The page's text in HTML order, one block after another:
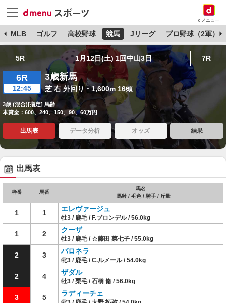
dメニュー
MLB ゴルフ 高校野球 競馬 Jリーグ プロ野球（2軍）
5R 1月12日(土) 1回中山3日 7R
6R
12:45
3歳新馬
芝 右 外回り・1,600m 16頭
3歳 (混合)[指定] 馬齢
本賞金：600、240、150、90、60万円
出馬表 データ分析 オッズ 結果
出馬表
枠番 馬番
馬名
馬齢 / 毛色 / 騎手 / 斤量
1 1 エレヴァージュ
牡3 / 鹿毛 / F.ブロンデル / 56.0kg
1 2 クーザ
牡3 / 鹿毛 / ☆藤田 菜七子 / 55.0kg
2 3 パロネラ
牝3 / 鹿毛 / C.ルメール / 54.0kg
2 4 ザダル
牡3 / 栗毛 / 石橋 脩 / 56.0kg
3 5 ラディーチェ